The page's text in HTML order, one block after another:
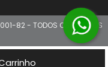
82 - TODOS OS DIREITOS